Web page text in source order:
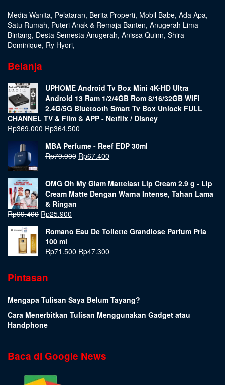
Media Wanita, Pelataran, Berita Properti, Mobil Babe, Ada Apa,
Satu Rumah, Puteri Anak & Remaja Banten, Anugerah Lima
Bintang, Desta Semesta Anugerah, Anissa Quinn, Shira
Dominique, Ry Hyori,
Belanja
UPHOME Android Tv Box Mini 4K-HD Ultra
Android 13 Ram 1/2/4GB Rom 8/16/32GB WIFI
2.4G/5G Bluetooth Smart Tv Box Unlock FULL
CHANNEL TV & Film & APP - Netflix / Disney
Rp369.000 Rp364.500
MBA Perfume - Reef EDP 30ml
Rp79.900 Rp67.400
OMG Oh My Glam Mattelast Lip Cream 2.9 g - Lip
Cream Matte Dengan Warna Intense, Tahan Lama
& Ringan
Rp99.400 Rp25.900
Romano Eau De Toilette Grandiose Parfum Pria
100 ml
Rp71.500 Rp47.300
Pintasan
Mengapa Tulisan Saya Belum Tayang?
Cara Menerbitkan Tulisan Menggunakan Gadget atau
Handphone
Baca di Google News